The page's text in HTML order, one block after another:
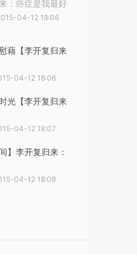
：癌症是我最好
04-12 18:06
藉【李开复归来
04-12 18:06
光【李开复归来
04-12 18:07
】李开复归来：
04-12 18:08